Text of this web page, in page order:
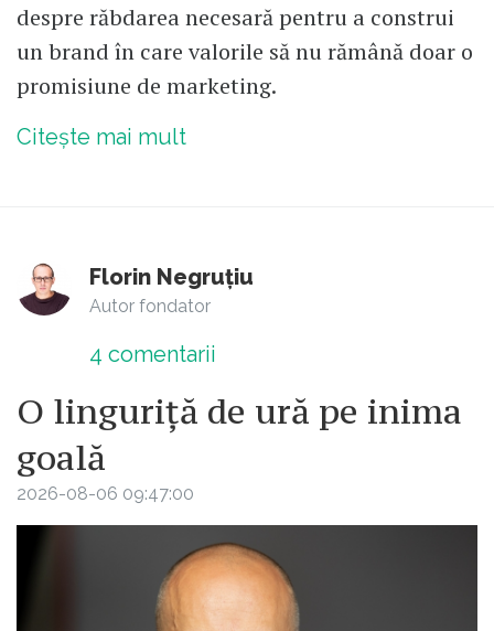
despre răbdarea necesară pentru a construi
un brand în care valorile să nu rămână doar o
promisiune de marketing.
Citește mai mult
Florin Negruțiu
Autor fondator
4 comentarii
O linguriță de ură pe inima
goală
2026-08-06 09:47:00